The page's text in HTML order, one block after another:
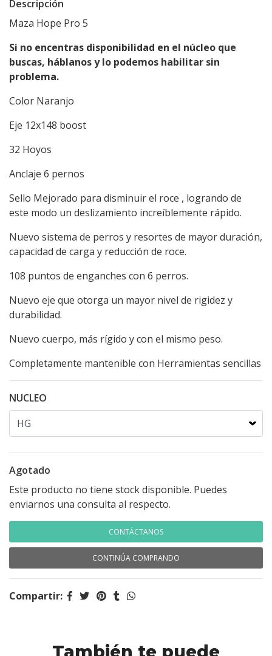
Descripción
Maza Hope Pro 5
Si no encentras disponibilidad en el núcleo que
buscas, háblanos y lo podemos habilitar sin
problema.
Color Naranjo
Eje 12x148 boost
32 Hoyos
Anclaje 6 pernos
Sello Mejorado para disminuir el roce , logrando de
este modo un deslizamiento increíblemente rápido.
Nuevo sistema de perros y resortes de mayor duración,
capacidad de carga y reducción de roce.
108 puntos de enganches con 6 perros.
Nuevo eje que otorga un mayor nivel de rigidez y
durabilidad.
Nuevo cuerpo, más rígido y con el mismo peso.
Completamente mantenible con Herramientas sencillas
NUCLEO
Agotado
Este producto no tiene stock disponible. Puedes
enviarnos una consulta al respecto.
CONTÁCTANOS
CONTINÚA COMPRANDO
Compartir:
También te puede